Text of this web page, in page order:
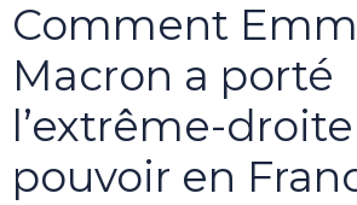
Comment
Macron a porté
l’extrême-
pouvoir en